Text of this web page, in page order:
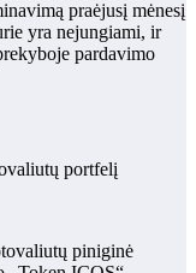
praėjusį mėnesį
yra nejungiami, ir
pardavimo
portfelį
piniginė